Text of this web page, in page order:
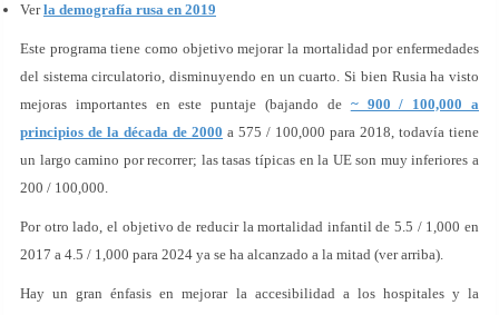
Verla demografía rusa en 2019
Este programa tiene como objetivo mejorar la mortalidad por enfermedades
del sistema circulatorio, disminuyendo en un cuarto. Si bien Rusia ha visto
mejoras importantes en este puntaje (bajando de ~ 900 / 100,000 a
principios de la década de 2000 a 575 / 100,000 para 2018, todavía tiene
un largo camino por recorrer; las tasas típicas en la UE son muy inferiores a
200 / 100,000.
Por otro lado, el objetivo de reducir la mortalidad infantil de 5.5 / 1,000 en
2017 a 4.5 / 1,000 para 2024 ya se ha alcanzado a la mitad (ver arriba).
Hay un gran énfasis en mejorar la accesibilidad a los hospitales y la